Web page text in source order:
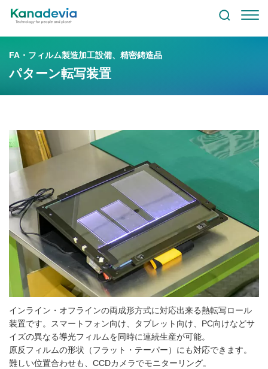
FA・フィルム製造加工設備、精密鋳造品
パターン転写装置
インライン・オフラインの両成形方式に対応出来る熱転写ロール
装置です。スマートフォン向け、タブレット向け、PC向けなどサ
イズの異なる導光フィルムを同時に連続生産が可能。
原反フィルムの形状（フラット・テーパー）にも対応できます。
難しい位置合わせも、CCDカメラでモニターリング。